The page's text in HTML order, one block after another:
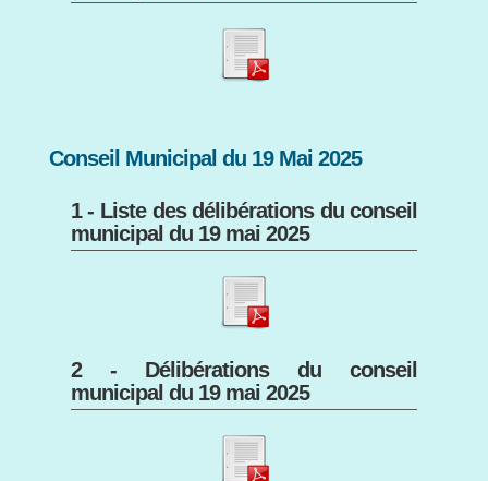
Conseil Municipal du 19 Mai 2025
1 - Liste des délibérations du conseil
municipal du 19 mai 2025
2 - Délibérations du conseil
municipal du 19 mai 2025